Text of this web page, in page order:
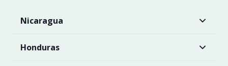
Nicaragua
Honduras